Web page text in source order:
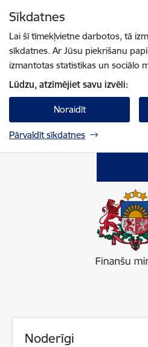
Sīkdatnes
Lai šī tīmekļvietne darbotos, tā
sīkdatnes. Ar Jūsu piekrišanu
izmantotas statistikas un sociālo
Lūdzu, atzīmējiet savu izvēli:
Noraidīt
Pārvaldīt sīkdatnes
Noderīgi